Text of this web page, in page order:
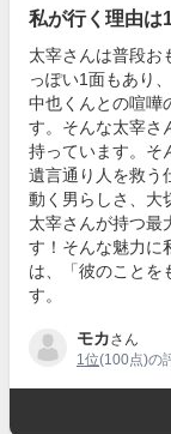
私が行く理由は
太宰さんは普段お
っぽい1面もあり
中也くんとの喧嘩
す。そんな太宰さ
持っています。そ
遺言通り人を救う
動く男らしさ、大
太宰さんが持つ最
す！そんな魅力に
は、「彼のことを
す。
モカさん
1位(100点)の